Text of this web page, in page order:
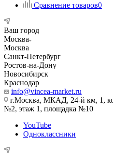
Сравнение товаров0
Ваш город
Москва
Москва
Санкт-Петербург
Ростов-на-Дону
Новосибирск
Краснодар
info@vincea-market.ru
г.Москва, МКАД, 24-й км, 1,
№2, этаж 1, площадка №10
YouTube
Одноклассники